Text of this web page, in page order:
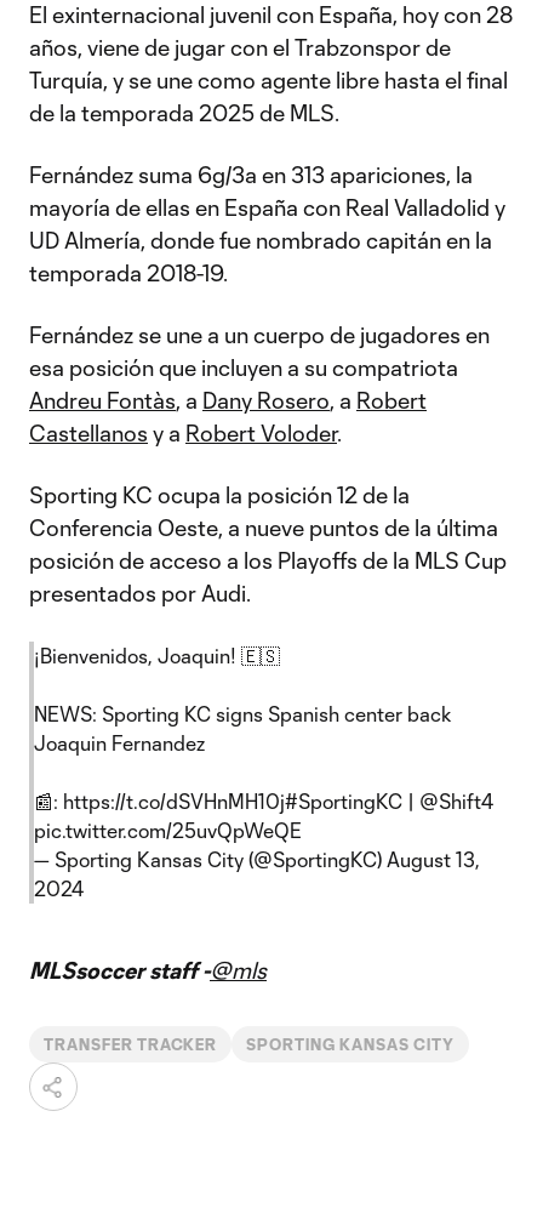
El exinternacional juvenil con España, hoy con 28
años, viene de jugar con el Trabzonspor de
Turquía, y se une como agente libre hasta el final
de la temporada 2025 de MLS.
Fernández suma 6g/3a en 313 apariciones, la
mayoría de ellas en España con Real Valladolid y
UD Almería, donde fue nombrado capitán en la
temporada 2018-19.
Fernández se une a un cuerpo de jugadores en
esa posición que incluyen a su compatriota
Andreu Fontàs, a Dany Rosero, a Robert
Castellanos y a Robert Voloder.
Sporting KC ocupa la posición 12 de la
Conferencia Oeste, a nueve puntos de la última
posición de acceso a los Playoffs de la MLS Cup
presentados por Audi.
¡Bienvenidos, Joaquin! 🇪🇸
NEWS: Sporting KC signs Spanish center back
Joaquin Fernandez
📰: https://t.co/dSVHnMH10j#SportingKC | @Shift4
pic.twitter.com/25uvQpWeQE
— Sporting Kansas City (@SportingKC) August 13,
2024
MLSsoccer staff -@mls
TRANSFER TRACKER SPORTING KANSAS CITY